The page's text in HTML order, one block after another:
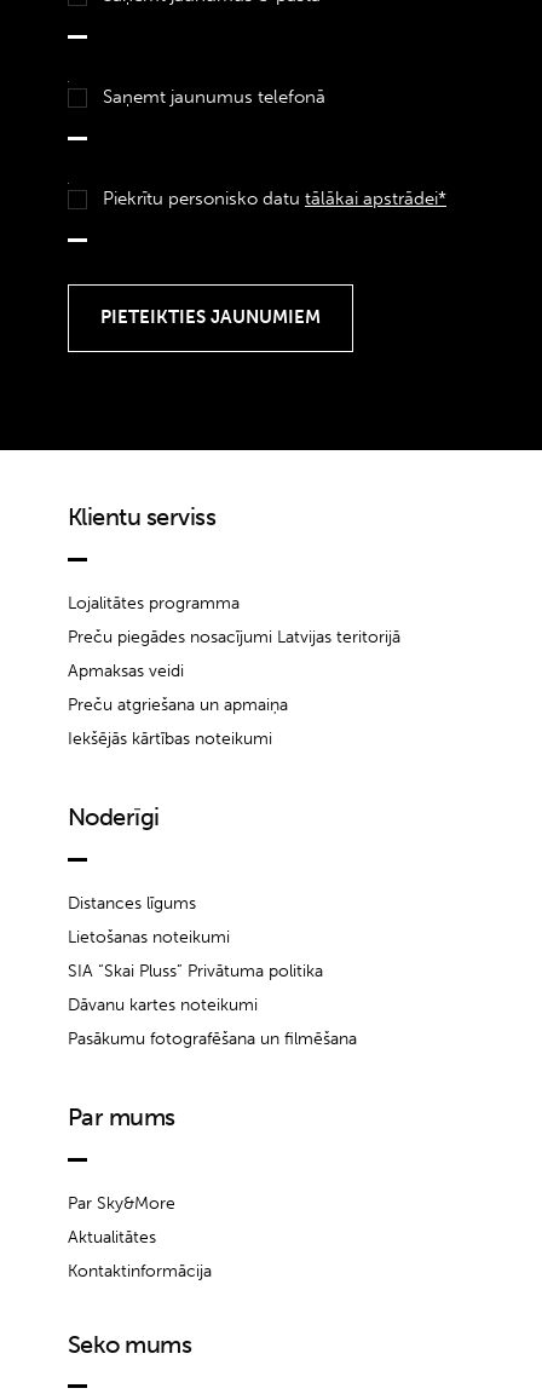
Saņemt jaunumus telefonā
Piekrītu personisko datu tālākai apstrādei*
Klientu serviss
Lojalitātes programma
Preču piegādes nosacījumi Latvijas teritorijā
Apmaksas veidi
Preču atgriešana un apmaiņa
Iekšējās kārtības noteikumi
Noderīgi
Distances līgums
Lietošanas noteikumi
SIA “Skai Pluss” Privātuma politika
Dāvanu kartes noteikumi
Pasākumu fotografēšana un filmēšana
Par mums
Par Sky&More
Aktualitātes
Kontaktinformācija
Seko mums